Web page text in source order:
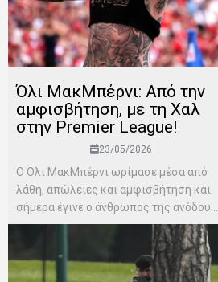
Όλι ΜακΜπέρνι: Aπό την
αμφισβήτηση, με τη Χαλ
στην Premier League!
23/05/2026
Ο Όλι ΜακΜπέρνι ωρίμασε μέσα από
λάθη, απώλειες και αμφισβήτηση και
σήμερα έγινε ο άνθρωπος της ανόδου...